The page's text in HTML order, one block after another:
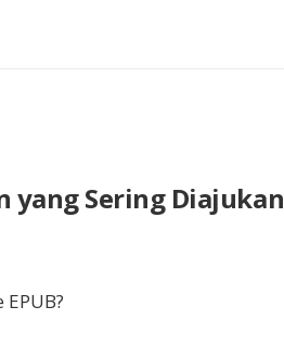
yang Sering Diajukan